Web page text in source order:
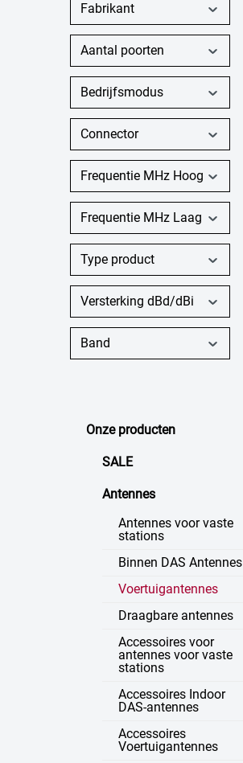
Fabrikant
Aantal poorten
Bedrijfsmodus
Connector
Frequentie MHz Hoog
Frequentie MHz Laag
Type product
Versterking dBd/dBi
Band
Onze producten
SALE
Antennes
Antennes voor vaste
stations
Binnen DAS Antennes
Voertuigantennes
Draagbare antennes
Accessoires voor
antennes voor vaste
stations
Accessoires Indoor
DAS-antennes
Accessoires
Voertuigantennes